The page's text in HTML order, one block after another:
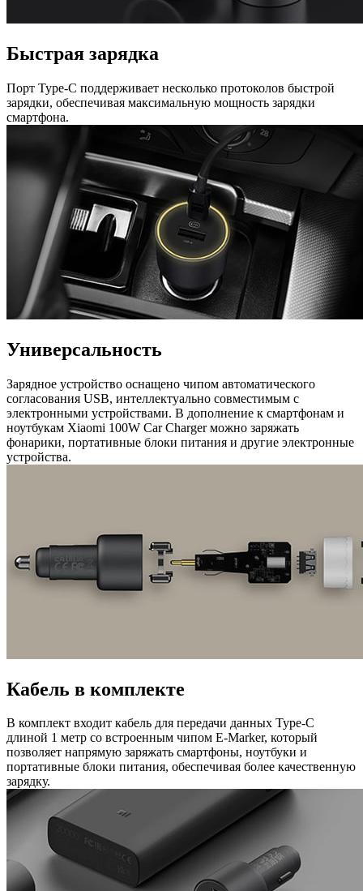
Быстрая зарядка
Порт Type-C поддерживает несколько протоколов быстрой
зарядки, обеспечивая максимальную мощность зарядки
смартфона.
Универсальность
Зарядное устройство оснащено чипом автоматического
согласования USB, интеллектуально совместимым с
электронными устройствами. В дополнение к смартфонам и
ноутбукам Xiaomi 100W Car Charger можно заряжать
фонарики, портативные блоки питания и другие электронные
устройства.
Кабель в комплекте
В комплект входит кабель для передачи данных Type-C
длиной 1 метр со встроенным чипом E-Marker, который
позволяет напрямую заряжать смартфоны, ноутбуки и
портативные блоки питания, обеспечивая более качественную
зарядку.